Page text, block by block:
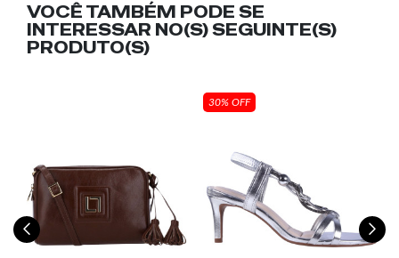
VOCÊ TAMBÉM PODE SE
INTERESSAR NO(S) SEGUINTE(S)
PRODUTO(S)
30% OFF